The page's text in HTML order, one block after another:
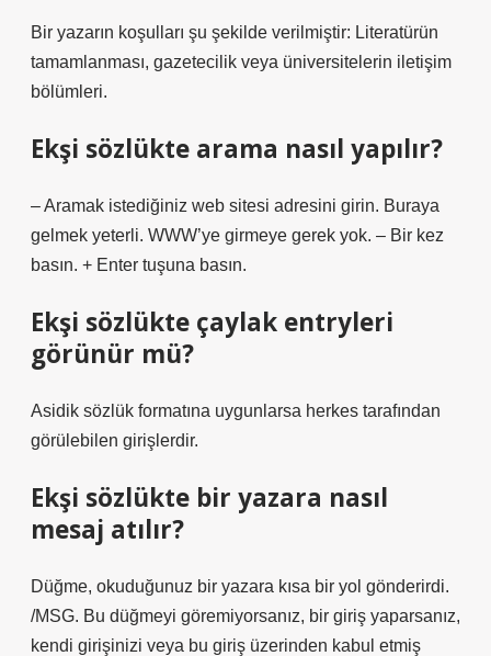
Bir yazarın koşulları şu şekilde verilmiştir: Literatürün
tamamlanması, gazetecilik veya üniversitelerin iletişim
bölümleri.
Ekşi sözlükte arama nasıl yapılır?
– Aramak istediğiniz web sitesi adresini girin. Buraya
gelmek yeterli. WWW’ye girmeye gerek yok. – Bir kez
basın. + Enter tuşuna basın.
Ekşi sözlükte çaylak entryleri
görünür mü?
Asidik sözlük formatına uygunlarsa herkes tarafından
görülebilen girişlerdir.
Ekşi sözlükte bir yazara nasıl
mesaj atılır?
Düğme, okuduğunuz bir yazara kısa bir yol gönderirdi.
/MSG. Bu düğmeyi göremiyorsanız, bir giriş yaparsanız,
kendi girişinizi veya bu giriş üzerinden kabul etmiş